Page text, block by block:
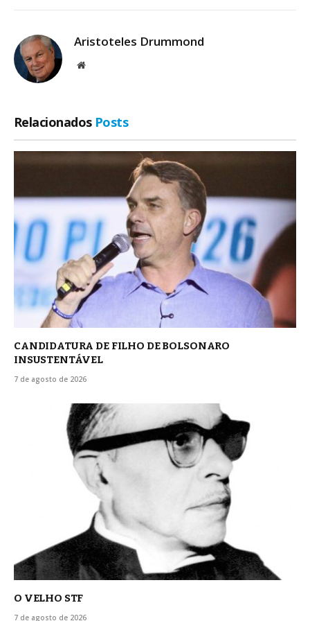
Aristoteles Drummond
Site
Relacionados Posts
CANDIDATURA DE FILHO DE BOLSONARO
INSUSTENTÁVEL
7 de agosto de 2026
O VELHO STF
7 de agosto de 2026